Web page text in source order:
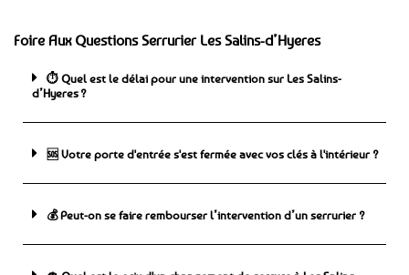
Foire Aux Questions Serrurier Les Salins-d’Hyeres
⏱️ Quel est le délai pour une intervention sur Les Salins-
d’Hyeres ?
🆘 ️Votre porte d'entrée s'est fermée avec vos clés à l'intérieur ?
💰 Peut-on se faire rembourser l’intervention d’un serrurier ?